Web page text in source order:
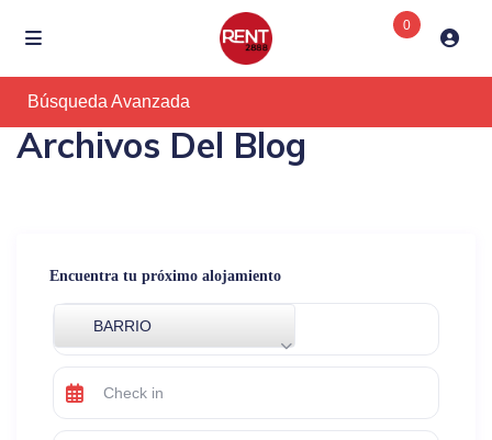
0
Búsqueda Avanzada
Archivos Del Blog
Encuentra tu próximo alojamiento
BARRIO